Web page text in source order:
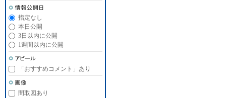
指定なし
本日公開
3日以内に公開
1週間以内に公開
「おすすめコメント」あり
間取図あり